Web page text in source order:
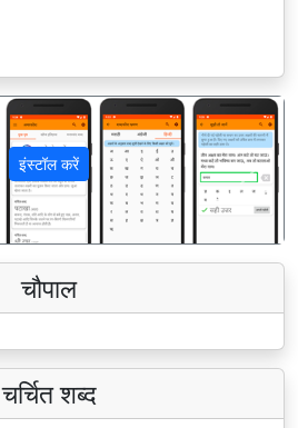
इंस्टॉल करें
अगला
चौपाल
चर्चित शब्द